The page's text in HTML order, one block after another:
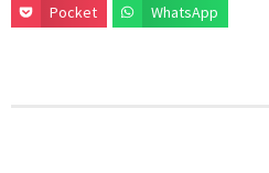
Pocket
WhatsApp